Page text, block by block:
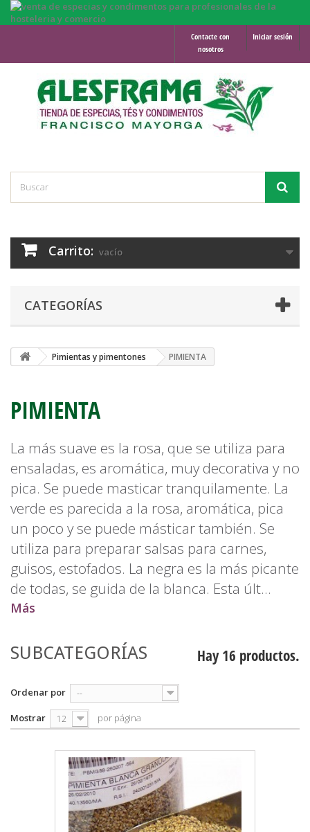
Iniciar sesión
Contacte con
nosotros
Carrito: vacío
CATEGORÍAS
Pimientas y pimentones PIMIENTA
PIMIENTA
La más suave es la rosa, que se utiliza para
ensaladas, es aromática, muy decorativa y no
pica. Se puede masticar tranquilamente. La
verde es parecida a la rosa, aromática, pica
un poco y se puede másticar también. Se
utiliza para preparar salsas para carnes,
guisos, estofados. La negra es la más picante
de todas, se guida de la blanca. Esta últ...
Más
SUBCATEGORÍAS Hay 16 productos.
Ordenar por --
Mostrar 12 por página